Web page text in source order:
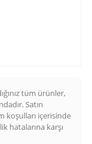
tüm ürünler,
Satın
koşulları içerisinde
hatalarına karşı